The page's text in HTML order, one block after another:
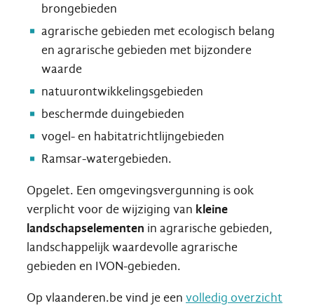
brongebieden
agrarische gebieden met ecologisch belang
en agrarische gebieden met bijzondere
waarde
natuurontwikkelingsgebieden
beschermde duingebieden
vogel- en habitatrichtlijngebieden
Ramsar-watergebieden.
Opgelet. Een omgevingsvergunning is ook
verplicht voor de wijziging van kleine
landschapselementen in agrarische gebieden,
landschappelijk waardevolle agrarische
gebieden en IVON-gebieden.
Op vlaanderen.be vind je een volledig overzicht